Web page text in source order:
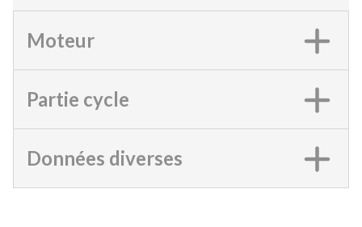
Moteur
Partie cycle
Données diverses